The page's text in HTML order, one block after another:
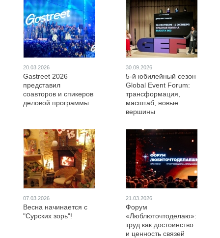
20.03.2026
Gastreet 2026
представил
соавторов и спикеров
деловой программы
30.09.2026
5-й юбилейный сезон
Global Event Forum:
трансформация,
масштаб, новые
вершины
07.03.2026
Весна начинается с
"Сурских зорь"!
21.03.2026
Форум
«Люблюточтоделаю»:
труд как достоинство
и ценность связей